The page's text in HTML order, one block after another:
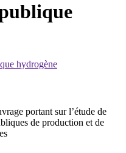
hydrogène
portant sur l’étude de
de production et de